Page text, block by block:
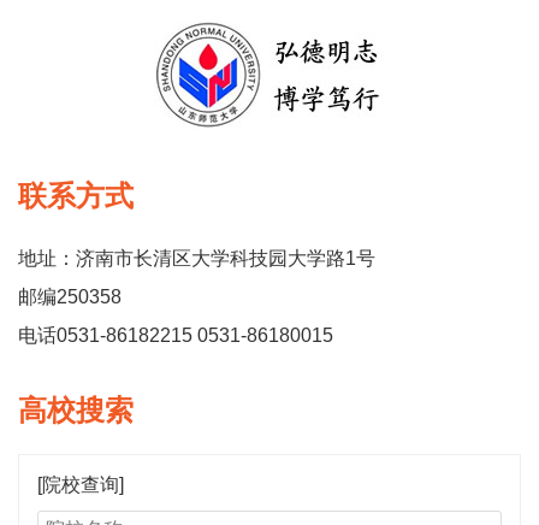
联系方式
地址：济南市长清区大学科技园大学路1号
邮编250358
电话0531-86182215 0531-86180015
高校搜索
[院校查询]